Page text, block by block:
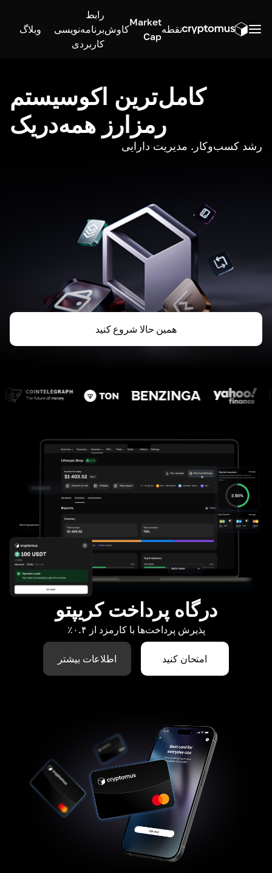
نقطه
Market
Cap
کاوش
رابط
برنامه‌نویسی
کاربردی
وبلاگ
کامل‌ترین اکوسیستم
رمزارز همه‌در‌یک
رشد کسب‌وکار. مدیریت دارایی
همین حالا شروع کنید
درگاه پرداخت کریپتو
پذیرش پرداخت‌ها با کارمزد از ۰.۴٪
امتحان کنید اطلاعات بیشتر